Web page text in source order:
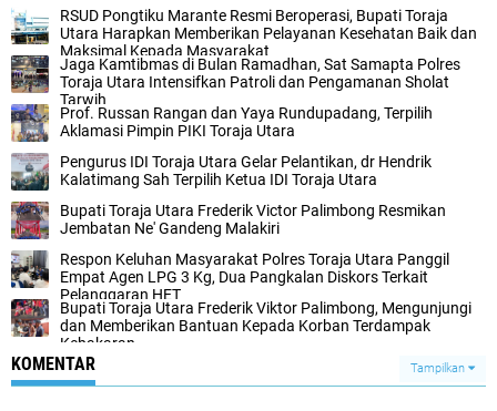
RSUD Pongtiku Marante Resmi Beroperasi, Bupati Toraja
Utara Harapkan Memberikan Pelayanan Kesehatan Baik dan
Maksimal Kepada Masyarakat
Jaga Kamtibmas di Bulan Ramadhan, Sat Samapta Polres
Toraja Utara Intensifkan Patroli dan Pengamanan Sholat
Tarwih
Prof. Russan Rangan dan Yaya Rundupadang, Terpilih
Aklamasi Pimpin PIKI Toraja Utara
Pengurus IDI Toraja Utara Gelar Pelantikan, dr Hendrik
Kalatimang Sah Terpilih Ketua IDI Toraja Utara
Bupati Toraja Utara Frederik Victor Palimbong Resmikan
Jembatan Ne' Gandeng Malakiri
Respon Keluhan Masyarakat Polres Toraja Utara Panggil
Empat Agen LPG 3 Kg, Dua Pangkalan Diskors Terkait
Pelanggaran HET
Bupati Toraja Utara Frederik Viktor Palimbong, Mengunjungi
dan Memberikan Bantuan Kepada Korban Terdampak
Kebakaran
KOMENTAR Tampilkan